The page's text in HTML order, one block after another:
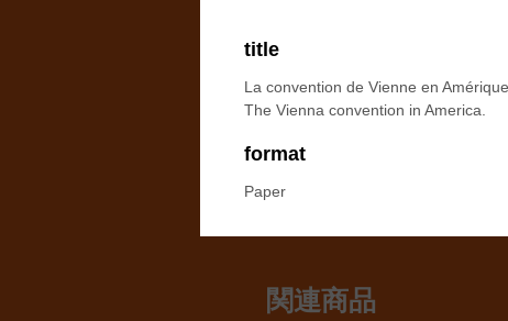
title
La convention de Vienne en
The Vienna convention in America.
format
Paper
関連商品